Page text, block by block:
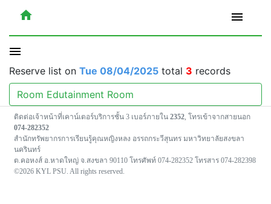
home menu
menu
Reserve list on Tue 08/04/2025 total 3 records
Room Edutainment Room
ติดต่อเจ้าหน้าที่เคาน์เตอร์บริการชั้น 3 เบอร์ภายใน 2352, โทรเข้าจากสายนอก
074-282352
สำนักทรัพยากรการเรียนรู้คุณหญิงหลง อรรถกระวีสุนทร มหาวิทยาลัยสงขลา
นครินทร์
ต.คอหงส์ อ.หาดใหญ่ จ.สงขลา 90110 โทรศัพท์ 074-282352 โทรสาร 074-282398
©2026 KYL PSU. All rights reserved.